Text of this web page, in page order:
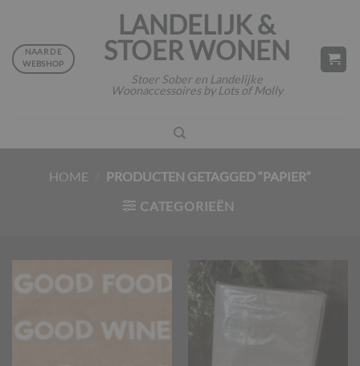
inhoud
LANDELIJK &
STOER WONEN
Stoer Sober en Landelijke
Woonaccessoires by Lots of Molly
NAAR DE
WEBSHOP
HOME
PRODUCTEN GETAGGED “PAPIER”
CATEGORIEËN